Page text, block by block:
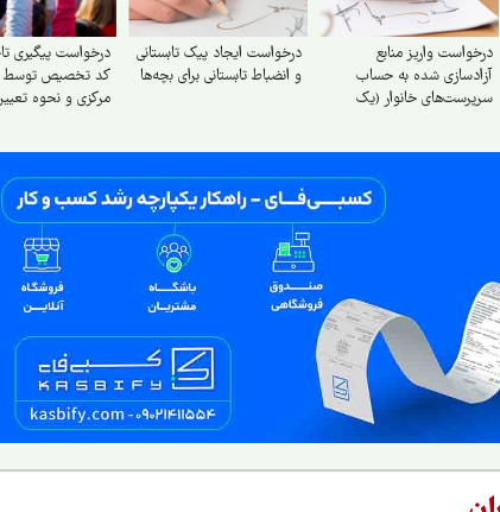
درخواست واریز منابع
آزادسازی شده به حساب
سرپرست‌های خانوار (یک
درخواست ایجاد پیک تابستانی
و انضباط تابستانی برای بچه‌ها
درخواست پیگیری
کد تخصیص توسط
مرکزی و نحوه